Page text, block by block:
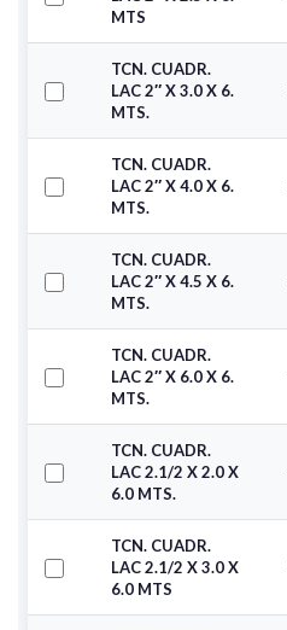
MTS
TCN. CUADR.
LAC 2″ X 3.0 X 6.
MTS.
TCN. CUADR.
LAC 2″ X 4.0 X 6.
MTS.
TCN. CUADR.
LAC 2″ X 4.5 X 6.
MTS.
TCN. CUADR.
LAC 2″ X 6.0 X 6.
MTS.
TCN. CUADR.
LAC 2.1/2 X 2.0 X
6.0 MTS.
TCN. CUADR.
LAC 2.1/2 X 3.0 X
6.0 MTS